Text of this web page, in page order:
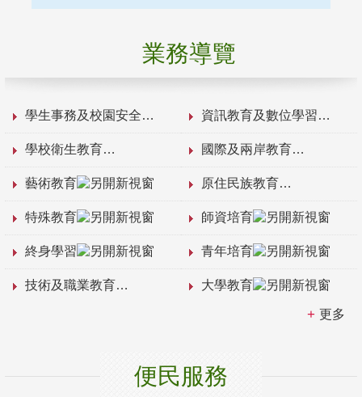
業務導覽
學生事務及校園安全 資訊教育及數位學習
學校衛生教育 國際及兩岸教育
藝術教育 原住民族教育
特殊教育 師資培育
終身學習 青年培育
技術及職業教育 大學教育
更多
便民服務